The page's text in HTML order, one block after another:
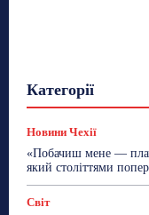
Категорії
Новини
Новини Чехії
«Побачиш мене —
який століттями
Світ